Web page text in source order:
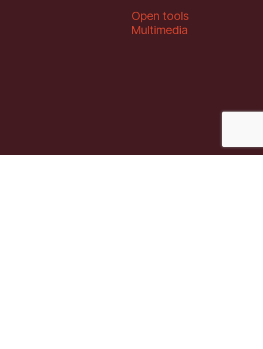
Open tools
Multimedia